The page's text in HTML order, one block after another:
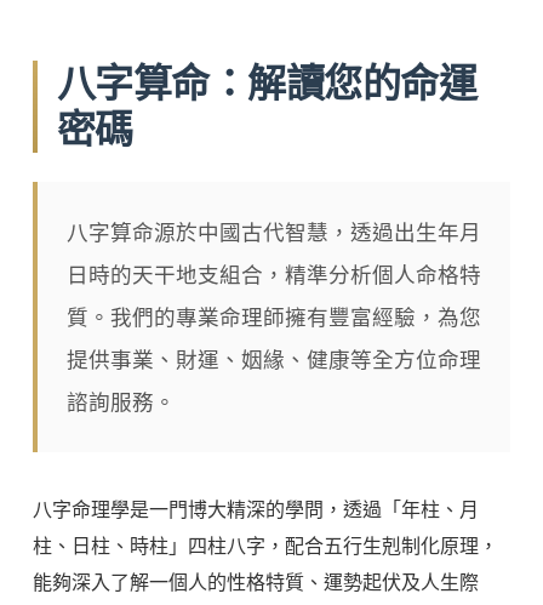
八字算命：解讀您的命運
密碼
八字算命源於中國古代智慧，透過出生年月
日時的天干地支組合，精準分析個人命格特
質。我們的專業命理師擁有豐富經驗，為您
提供事業、財運、姻緣、健康等全方位命理
諮詢服務。
八字命理學是一門博大精深的學問，透過「年柱、月
柱、日柱、時柱」四柱八字，配合五行生剋制化原理，
能夠深入了解一個人的性格特質、運勢起伏及人生際